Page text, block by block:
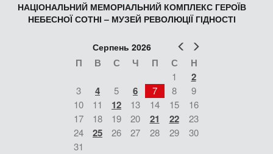
НАЦІОНАЛЬНИЙ МЕМОРІАЛЬНИЙ КОМПЛЕКС ГЕРОЇВ
НЕБЕСНОЇ СОТНІ – МУЗЕЙ РЕВОЛЮЦІЇ ГІДНОСТІ
Попер
Серпень 2026
П В С Ч П С Н
1 2
3 4 5 6 7 8
9
10
11 12 13 14 15
16
17
18 19 20 21 22
23
24
25 26 27 28 29
30
31